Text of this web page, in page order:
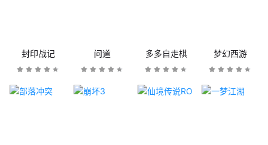
封印战记 问道 多多自走棋 梦幻西游